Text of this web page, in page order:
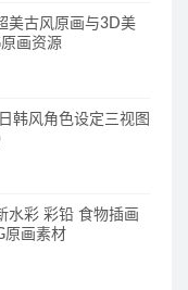
美古风原画与3D美
画资源
韩风角色设定三视图
水彩 彩铅 食物插画
原画素材